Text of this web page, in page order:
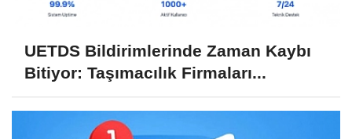
UETDS Bildirimlerinde Zaman Kaybı
Bitiyor: Taşımacılık Firmaları...